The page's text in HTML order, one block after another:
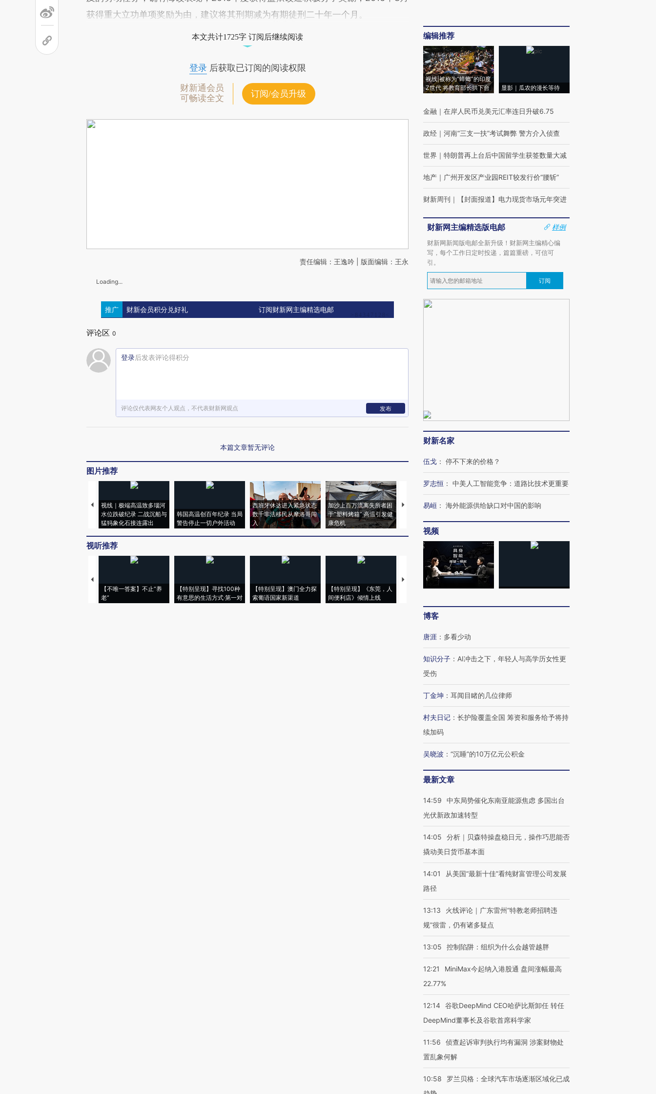
获得重大立功单项奖励为由，建议将其刑期减为有期徒刑二十年一个月。
本文共计1725字 订阅后继续阅读
登录后获取已订阅的阅读权限
财新通会员
可畅读全文
订阅/会员升级
责任编辑：王逸吟 | 版面编辑：王永
Loading...
推广 财新会员积分兑好礼 订阅财新网主编精选电邮
评论区 0
登录后发表评论得积分
评论仅代表网友个人观点，不代表财新网观点 发布
本篇文章暂无评论
图片推荐
视线｜极端高温致多瑙河
水位跌破纪录 二战沉船与
猛犸象化石接连露出
韩国高温创百年纪录 当局
警告停止一切户外活动
西班牙休达进入紧急状态
数千非法移民从摩洛哥闯
入
加沙上百万流离失所者困
于“塑料烤箱” 高温引发健
康危机
马航飞行员跨国走私7万
视线｜HYROX的吸金
心“花钱找虐”？
要防空导弹“救急”
视听推荐
【不唯一答案】不止“养
老”
【特别呈现】寻找100种
有意思的生活方式·第一对
【特别呈现】澳门全力探
索葡语国家新渠道
【特别呈现】《东莞，人
间便利店》倾情上线
【推广】走进第四届链博
会，让数智科技“链”接产
【特别呈现】寻找100种
CFO：不靠规模取胜，华
编辑推荐
视线|被称为“蟑螂”的印度
Z世代 将教育部长拱下台
显影｜瓜农的漫长等待
金融 ｜ 在岸人民币兑美元汇率连日升破6.75
政经 ｜ 河南“三支一扶”考试舞弊 警方介入侦查
世界 ｜ 特朗普再上台后中国留学生获签数量大减
地产 ｜ 广州开发区产业园REIT较发行价“腰斩”
财新周刊 ｜ 【封面报道】电力现货市场元年突进
财新网主编精选版电邮
样例
财新网新闻版电邮全新升级！财新网主编精心编
写，每个工作日定时投递，篇篇重磅，可信可
引。
订阅
财新名家
伍戈 ： 停不下来的价格？
罗志恒 ： 中美人工智能竞争：道路比技术更重要
易峘 ： 海外能源供给缺口对中国的影响
视频
博客
唐涯 ： 多看少动
知识分子 ： AI冲击之下，年轻人与高学历女性更
受伤
丁金坤 ： 耳闻目睹的几位律师
村夫日记 ： 长护险覆盖全国 筹资和服务给予将持
续加码
吴晓波 ： “沉睡”的10万亿元公积金
最新文章
14:59
中东局势催化东南亚能源焦虑 多国出台
光伏新政加速转型
14:05
分析｜贝森特操盘稳日元，操作巧思能否
撬动美日货币基本面
14:01
从美国“最新十佳”看纯财富管理公司发展
路径
13:13
火线评论｜广东雷州“特教老师招聘违
规”很雷，仍有诸多疑点
13:05 控制陷阱：组织为什么会越管越胖
12:21
MiniMax今起纳入港股通 盘间涨幅最高
22.77%
12:14 谷歌DeepMind CEO哈萨比斯卸任 转任
DeepMind董事长及谷歌首席科学家
11:56
侦查起诉审判执行均有漏洞 涉案财物处
置乱象何解
10:58
罗兰贝格：全球汽车市场逐渐区域化已成